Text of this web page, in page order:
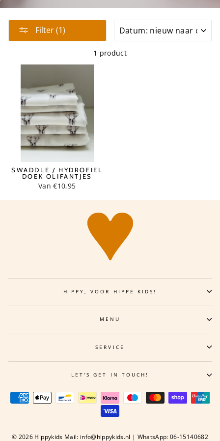
Filter (1)
SORT
1 product
SWADDLE / HYDROFIEL
DOEK OLIFANTJES
Van €10,95
HIPPY, VOOR HIPPE KIDS!
MENU
SERVICE
LET'S GET IN TOUCH!
© 2026 Hippykids Mail: info@hippykids.nl | WhatsApp: 06-15140682